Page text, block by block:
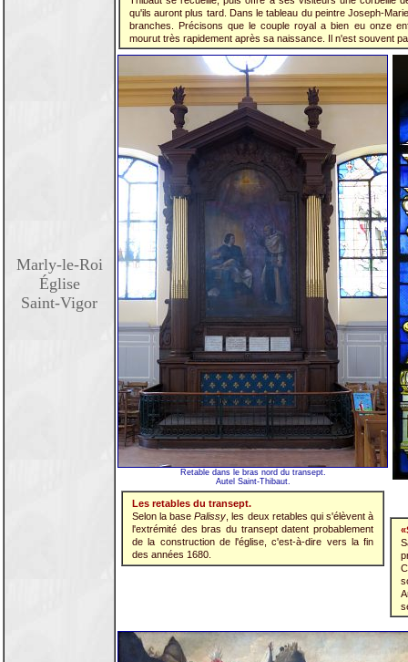
Marly-le-Roi
Église
Saint-Vigor
qu'ils auront plus tard. Dans le tableau du peintre Joseph-
branches. Précisons que le couple royal a bien eu onze
mourut très rapidement après sa naissance. Il n'est souvent
Retable dans le bras nord du transept.
Autel Saint-Thibaut.
Les retables du transept.
Selon la basePalissy , les deux retables qui s'élèvent à
l'extrémité des bras du transept datent probablement
de la construction de l'église, c'est-à-dire vers la fin
des années 1680.